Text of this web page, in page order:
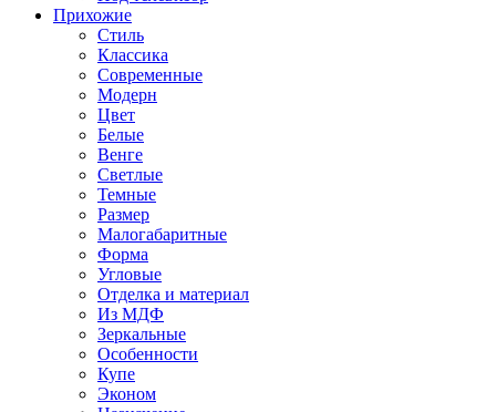
Прихожие
Стиль
Классика
Современные
Модерн
Цвет
Белые
Венге
Светлые
Темные
Размер
Малогабаритные
Форма
Угловые
Отделка и материал
Из МДФ
Зеркальные
Особенности
Купе
Эконом